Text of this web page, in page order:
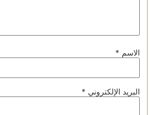
الاسم *
البريد الإلكتروني *